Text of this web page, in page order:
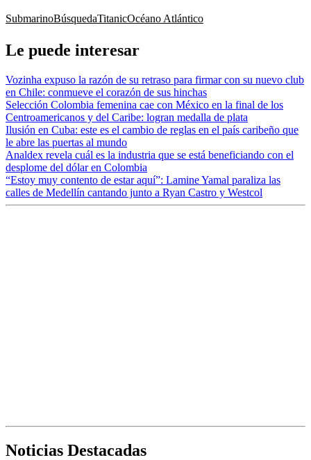
SubmarinoBúsquedaTitanicOcéano Atlántico
Le puede interesar
Vozinha expuso la razón de su retraso para firmar con su nuevo club
en Chile: conmueve el corazón de sus hinchas
Selección Colombia femenina cae con México en la final de los
Centroamericanos y del Caribe: logran medalla de plata
Ilusión en Cuba: este es el cambio de reglas en el país caribeño que
le abre las puertas al mundo
Analdex revela cuál es la industria que se está beneficiando con el
desplome del dólar en Colombia
“Estoy muy contento de estar aquí”: Lamine Yamal paraliza las
calles de Medellín cantando junto a Ryan Castro y Westcol
Noticias Destacadas